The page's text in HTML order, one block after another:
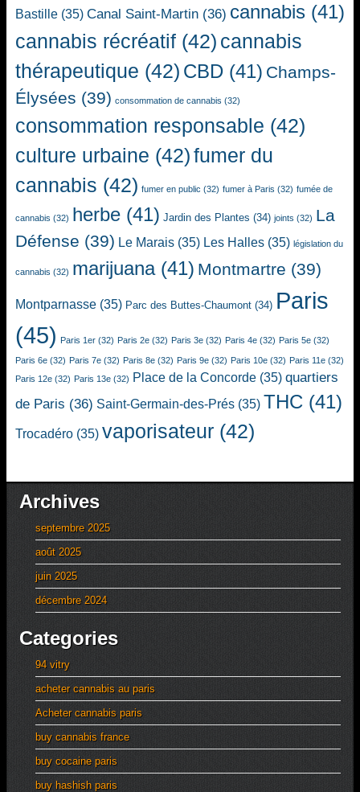
Bastille (35) Canal Saint-Martin (36) cannabis (41)
cannabis récréatif (42) cannabis
thérapeutique (42) CBD (41) Champs-
Élysées (39) consommation de cannabis (32)
consommation responsable (42)
culture urbaine (42)fumer du
cannabis (42) fumer en public (32) fumer à Paris (32) fumée de
cannabis (32) herbe (41) Jardin des Plantes (34) joints (32) La
Défense (39) Le Marais (35) Les Halles (35) législation du
cannabis (32) marijuana(41) Montmartre (39)
Montparnasse (35) Parc des Buttes-Chaumont (34) Paris
(45) Paris 1er (32) Paris 2e (32) Paris 3e (32) Paris 4e (32) Paris 5e (32)
Paris 6e (32) Paris 7e (32) Paris 8e (32) Paris 9e (32) Paris 10e (32) Paris 11e (32)
Paris 12e (32) Paris 13e (32) Place de la Concorde (35) quartiers
de Paris (36) Saint-Germain-des-Prés (35) THC (41)
Trocadéro (35) vaporisateur (42)
Archives
septembre 2025
août 2025
juin 2025
décembre 2024
Categories
94 vitry
acheter cannabis au paris
Acheter cannabis paris
buy cannabis france
buy cocaine paris
buy hashish paris